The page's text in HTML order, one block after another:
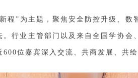
程”为主题，聚焦安全防控升级、数
。行业主管部门以及来自全国学协会
位嘉宾深入交流、共商发展、共绘